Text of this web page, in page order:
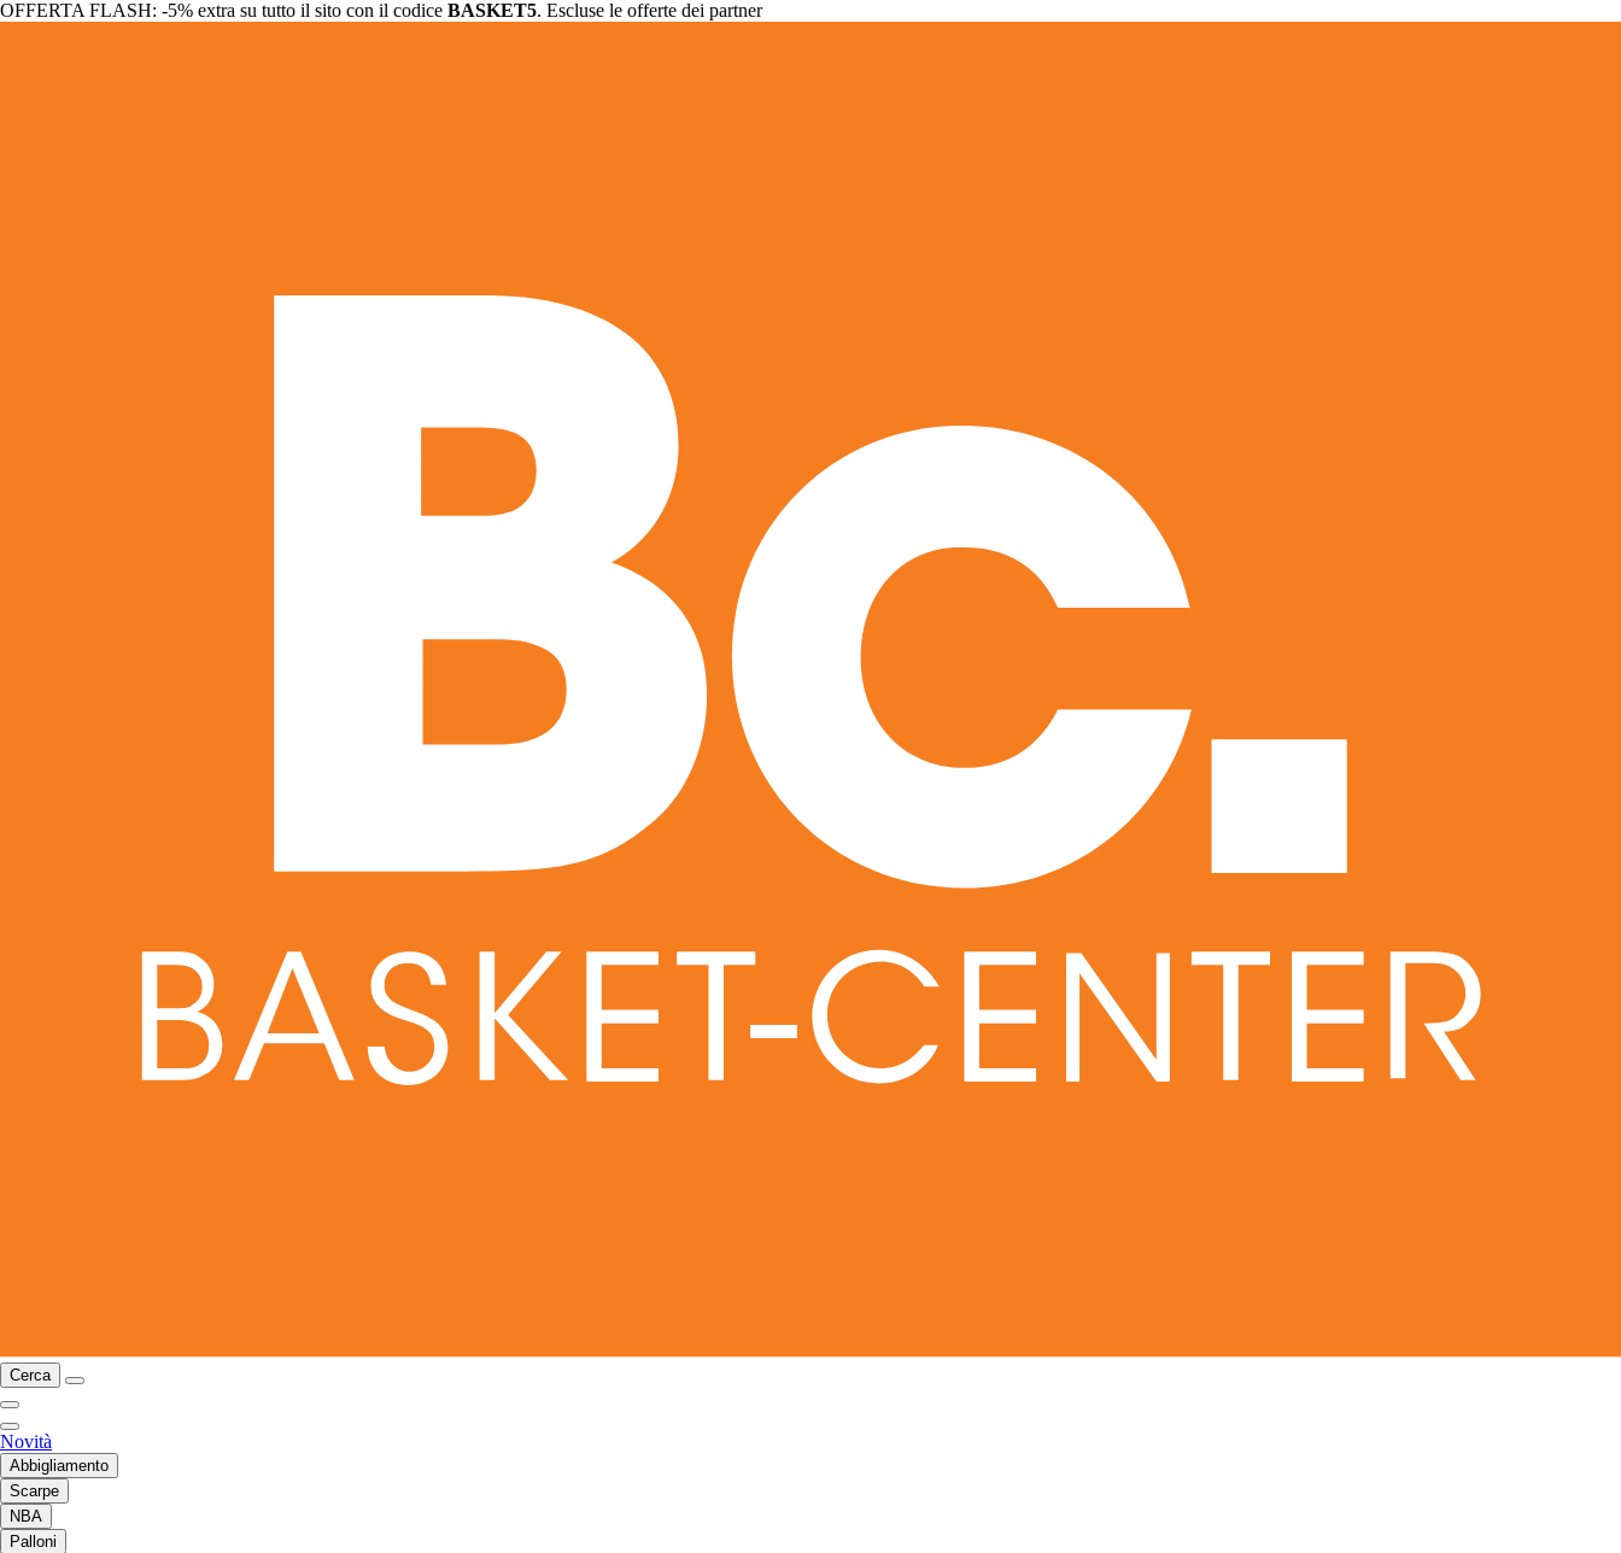
OFFERTA FLASH: -5% extra su tutto il sito con il codice BASKET5. Escluse le offerte dei partner
Cerca
Novità
Abbigliamento
Scarpe
NBA
Palloni